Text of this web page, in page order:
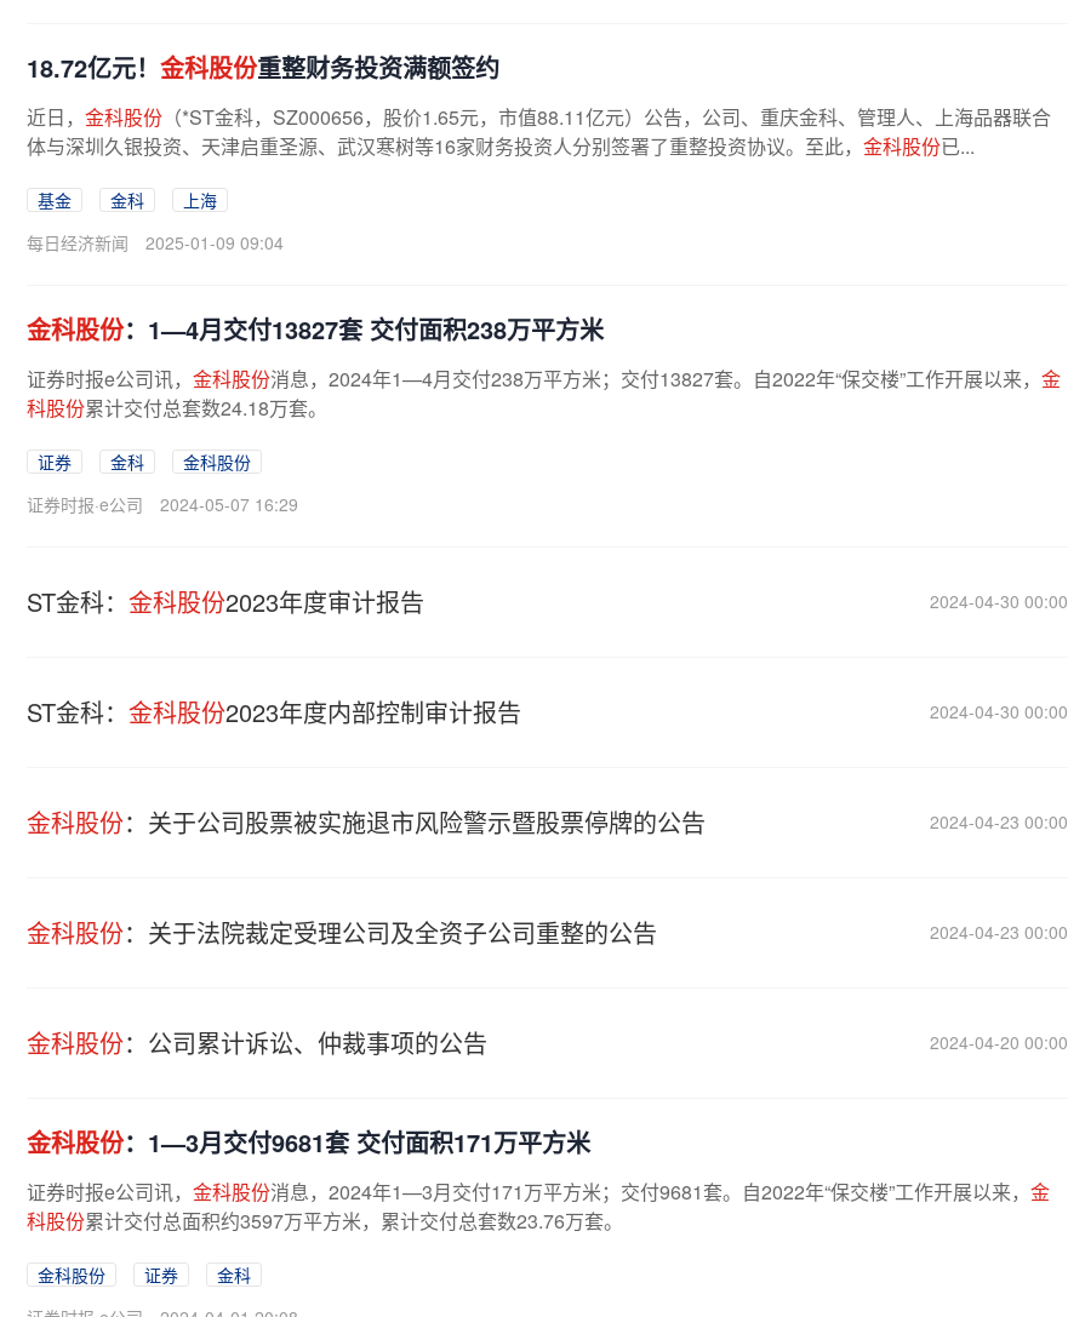
18.72亿元！ 金科股份重整财务投资满额签约
近日， 金科股份 （*ST金科，SZ000656，股价1.65元，市值88.11亿元）公告，公司、重庆金科、管理人、上海品器联合
体与深圳久银投资、天津启重圣源、武汉寒树等16家财务投资人分别签署了重整投资协议。至此， 金科股份已...
基金 金科
上海
每日经济新闻
2025-01-09 09:04
金科股份：1—4月交付13827套 交付面积238万平方米
证券时报e公司讯， 金科股份消息，2024年1—4月交付238万平方米；交付13827套。自2022年“保交楼”工作开展以来， 金
科股份累计交付总套数24.18万套。
证券 金科
金科股份
证券时报·e公司
2024-05-07 16:29
ST金科： 金科股份2023年度审计报告 2024-04-30 00:00
ST金科： 金科股份2023年度内部控制审计报告 2024-04-30 00:00
金科股份：关于公司股票被实施退市风险警示暨股票停牌的公告 2024-04-23 00:00
金科股份：关于法院裁定受理公司及全资子公司重整的公告 2024-04-23 00:00
金科股份：公司累计诉讼、仲裁事项的公告 2024-04-20 00:00
金科股份：1—3月交付9681套 交付面积171万平方米
证券时报e公司讯， 金科股份消息，2024年1—3月交付171万平方米；交付9681套。自2022年“保交楼”工作开展以来， 金
科股份累计交付总面积约3597万平方米，累计交付总套数23.76万套。
金科股份 证券
金科